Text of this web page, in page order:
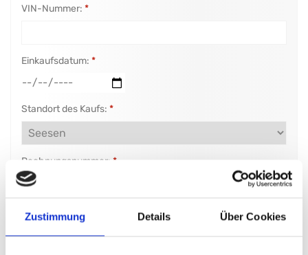
Zustimmung Details Über Cookies
VIN-Nummer: *
Einkaufsdatum: *
Standort des Kaufs: *
Rechnungsnummer: *
Rechnungsdatum: